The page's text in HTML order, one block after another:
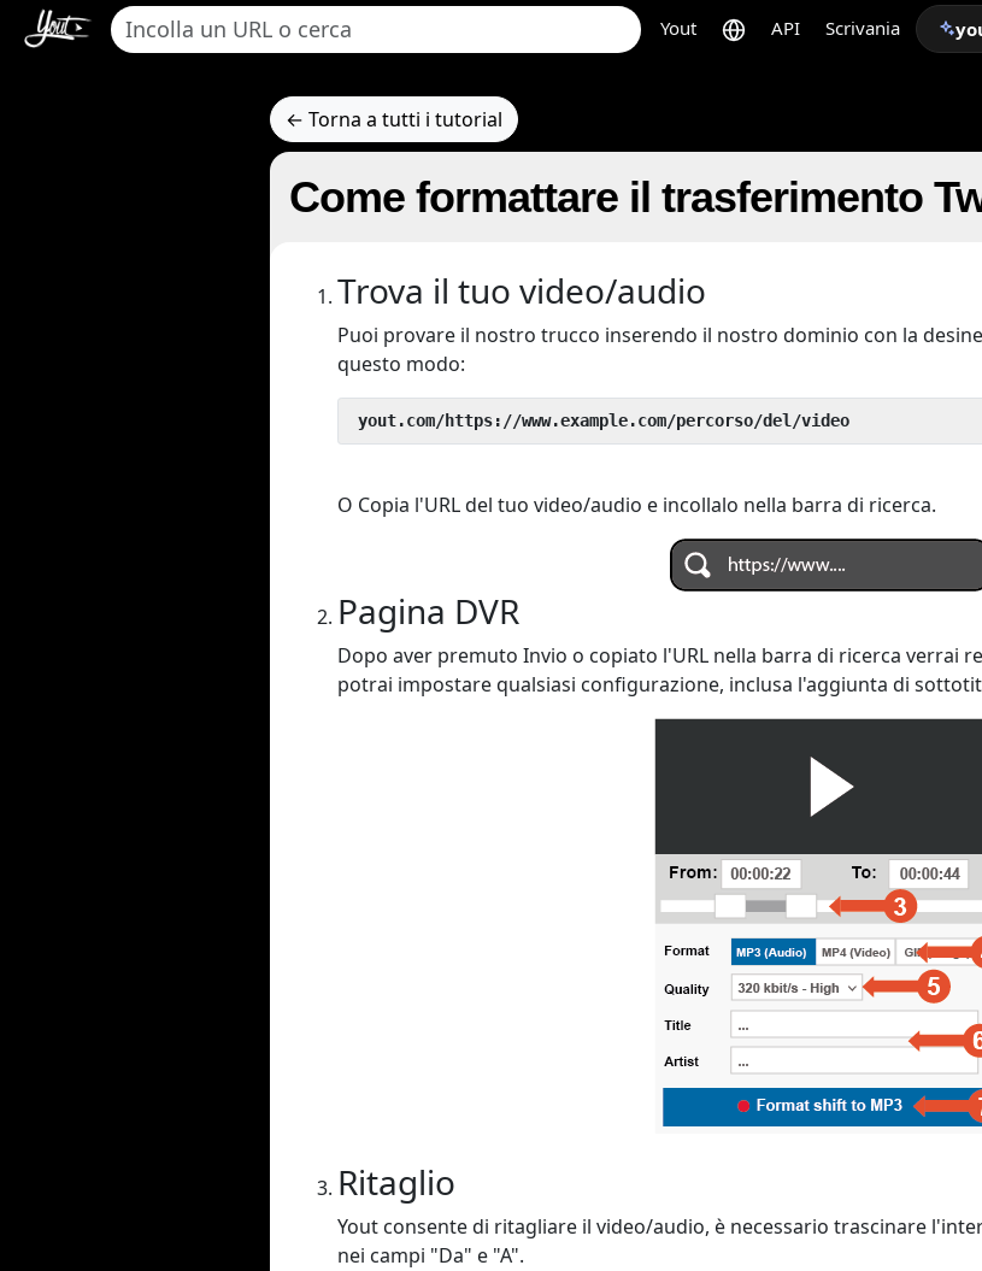
Yout API Scrivania
← Torna a tutti i tutorial
Come formattare il trasferimento
Trova il tuo video/audio
Puoi provare il nostro trucco inserendo il nostro dominio con la
questo modo:
yout.com/https://www.example.com/percorso/del/video
O Copia l'URL del tuo video/audio e incollalo nella barra di ricerca.
Pagina DVR
Dopo aver premuto Invio o copiato l'URL nella barra di ricerca verrai
potrai impostare qualsiasi configurazione, inclusa l'aggiunta di
Ritaglio
Yout consente di ritagliare il video/audio, è necessario trascinare
nei campi "Da" e "A".